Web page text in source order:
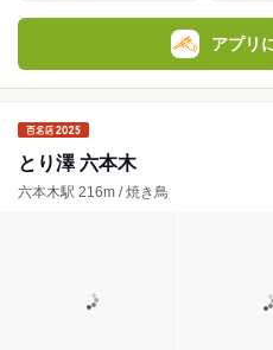
アプリ
とり澤 六本木
六本木駅 216m / 焼き鳥